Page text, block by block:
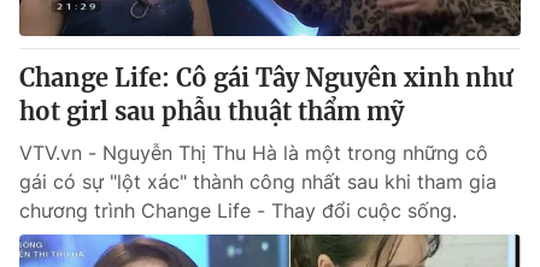
® Cấm sao chép dưới mọi hình thức nếu không có sự chấp
thuận bằng văn bản. Ghi rõ nguồn VTV.vn khi phát hành lại
thông tin từ website này.
Change Life: Cô gái Tây Nguyên xinh như
hot girl sau phẫu thuật thẩm mỹ
VTV.vn - Nguyễn Thị Thu Hà là một trong những cô
gái có sự "lột xác" thành công nhất sau khi tham gia
chương trình Change Life - Thay đổi cuộc sống.